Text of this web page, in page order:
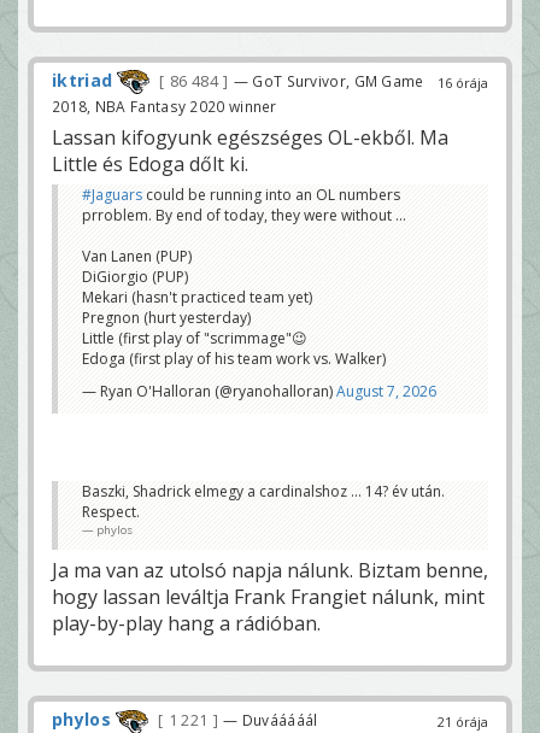
16 órája
iktriad 86 484
— GoT Survivor, GM Game
2018, NBA Fantasy 2020 winner
Lassan kifogyunk egészséges OL-ekből. Ma
Little és Edoga dőlt ki.
#Jaguars could be running into an OL numbers
prroblem. By end of today, they were without ...
Van Lanen (PUP)
DiGiorgio (PUP)
Mekari (hasn't practiced team yet)
Pregnon (hurt yesterday)
Little (first play of "scrimmage"😉
Edoga (first play of his team work vs. Walker)
— Ryan O'Halloran (@ryanohalloran)August 7, 2026
Baszki, Shadrick elmegy a cardinalshoz ... 14? év után.
Respect.
phylos
Ja ma van az utolsó napja nálunk. Biztam benne,
hogy lassan leváltja Frank Frangiet nálunk, mint
play-by-play hang a rádióban.
21 órája
phylos 1 221 — Duvááááál